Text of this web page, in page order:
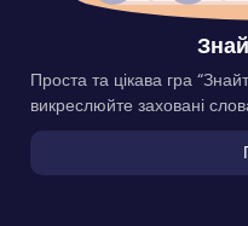
Проста та цікава гра
викреслюйте заховані